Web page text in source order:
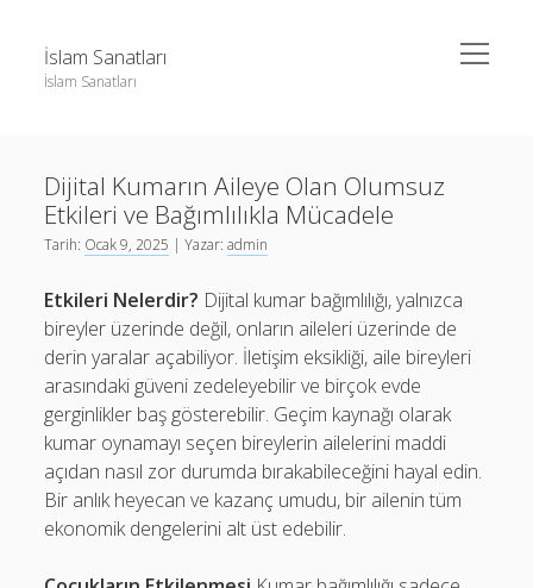
İslam Sanatları
İslam Sanatları
menüyü
aç
Liste
Sayfa Listesi
Instagram Beğeni Yükseltme Bedava
Sayfa Listesi
Dijital Kumarın Aileye Olan Olumsuz
Etkileri ve Bağımlılıkla Mücadele
Tarih: Ocak 9, 2025 | Yazar:admin
Etkileri Nelerdir? Dijital kumar bağımlılığı, yalnızca
bireyler üzerinde değil, onların aileleri üzerinde de
derin yaralar açabiliyor. İletişim eksikliği, aile bireyleri
arasındaki güveni zedeleyebilir ve birçok evde
gerginlikler baş gösterebilir. Geçim kaynağı olarak
kumar oynamayı seçen bireylerin ailelerini maddi
açıdan nasıl zor durumda bırakabileceğini hayal edin.
Bir anlık heyecan ve kazanç umudu, bir ailenin tüm
ekonomik dengelerini alt üst edebilir.